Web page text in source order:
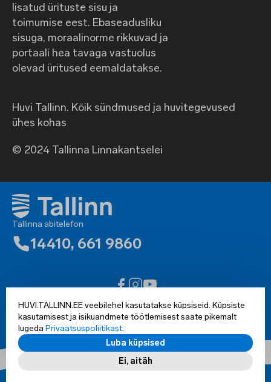
lisatud ürituste sisu ja
toimumise eest. Ebaseadusliku
sisuga, moraalinorme rikkuvad ja
portaali hea tavaga vastuolus
olevad üritused eemaldatakse.
Huvi Tallinn. Kõik sündmused ja huvitegevused
ühes kohas
© 2024 Tallinna Linnakantselei
Tallinna abitelefon
14410, 661 9860
Kõik õigused kaitsud © 2002-2025 Tallinn
HUVI.TALLINN.EE veebilehel kasutatakse küpsiseid. Küpsiste
kasutamisest ja isikuandmete töötlemisest saate pikemalt
lugeda Privaatsuspoliitikast.
Luba küpsised
Ei, aitäh